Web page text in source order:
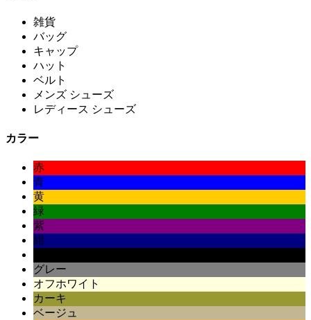
雑貨
バッグ
キャップ
ハット
ベルト
メンズ シューズ
レディース シューズ
カラー
赤
青
黄
緑
紫
紺
グレー
オフホワイト
カーキ
ベージュ